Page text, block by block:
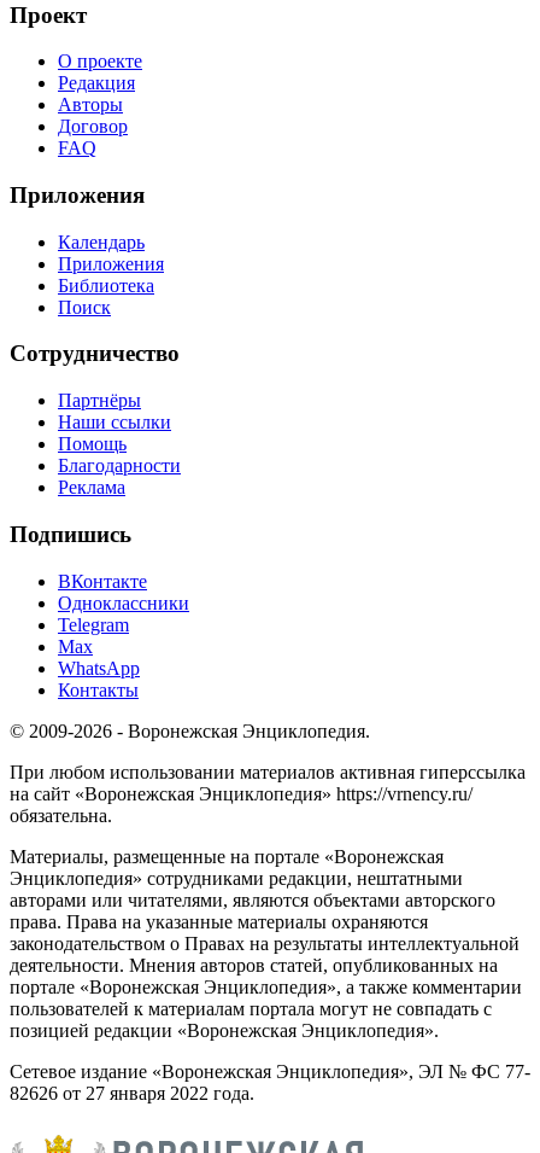
Проект
О проекте
Редакция
Авторы
Договор
FAQ
Приложения
Календарь
Приложения
Библиотека
Поиск
Сотрудничество
Партнёры
Наши ссылки
Помощь
Благодарности
Реклама
Подпишись
ВКонтакте
Одноклассники
Telegram
Max
WhatsApp
Контакты
© 2009-2026 - Воронежская Энциклопедия.
При любом использовании материалов активная гиперссылка
на сайт «Воронежская Энциклопедия» https://vrnency.ru/
обязательна.
Материалы, размещенные на портале «Воронежская
Энциклопедия» сотрудниками редакции, нештатными
авторами или читателями, являются объектами авторского
права. Права на указанные материалы охраняются
законодательством о Правах на результаты интеллектуальной
деятельности. Мнения авторов статей, опубликованных на
портале «Воронежская Энциклопедия», а также комментарии
пользователей к материалам портала могут не совпадать с
позицией редакции «Воронежская Энциклопедия».
Сетевое издание «Воронежская Энциклопедия», ЭЛ № ФС 77-
82626 от 27 января 2022 года.